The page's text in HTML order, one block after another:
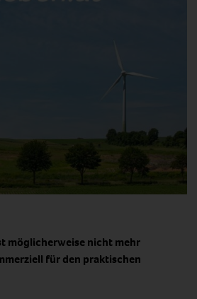
möglicherweise nicht mehr
für den praktischen